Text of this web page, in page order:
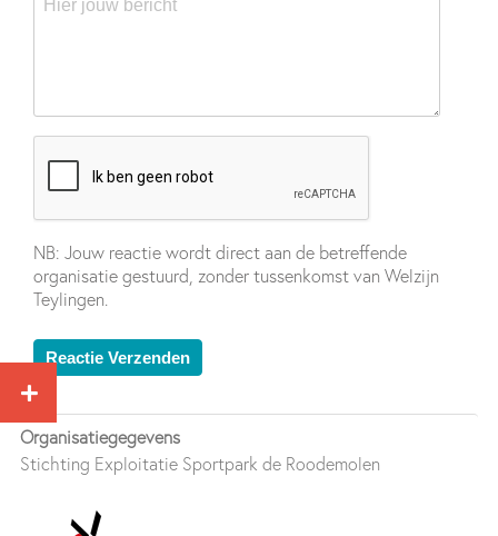
NB: Jouw reactie wordt direct aan de betreffende
organisatie gestuurd, zonder tussenkomst van Welzijn
Teylingen.
Organisatiegegevens
Stichting Exploitatie Sportpark de Roodemolen